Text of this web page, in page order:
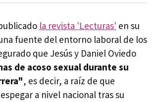
la revista 'Lecturas' en su
fuente del entorno laboral de los
que Jesús y Daniel Oviedo
de acoso sexual durante su
, es decir, a raíz de que
a nivel nacional tras su